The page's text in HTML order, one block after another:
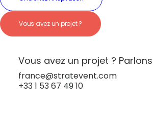
Vous avez un projet ?
Vous avez un projet ?
france@stratevent.com
+33 1 53 67 49 10
Aix-en-Provence
Les produits locaux, oliviers et